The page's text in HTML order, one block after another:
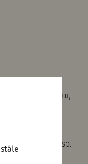
půlhodinu,
Z nádraží
značená.
30 minut, resp.